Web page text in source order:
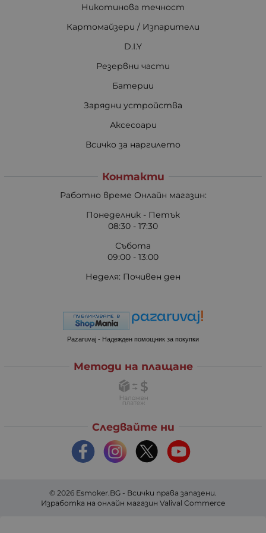
Никотинова течност
Картомайзери / Изпарители
D.I.Y
Резервни части
Батерии
Зарядни устройства
Аксесоари
Всичко за наргилето
Контакти
Работно време Онлайн магазин:
Понеделник - Петък
08:30 - 17:30
Събота
09:00 - 13:00
Неделя: Почивен ден
Pazaruvaj - Надежден помощник за покупки
Методи на плащане
Следвайте ни
© 2026 Esmoker.BG - Всички права запазени.
Изработка на онлайн магазин Valival Commerce